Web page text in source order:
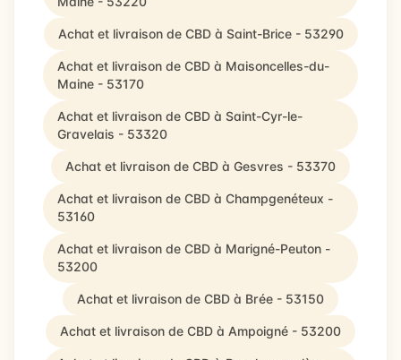
Achat et livraison de CBD à Saint-Brice - 53290
Achat et livraison de CBD à Maisoncelles-du-
Maine - 53170
Achat et livraison de CBD à Saint-Cyr-le-
Gravelais - 53320
Achat et livraison de CBD à Gesvres - 53370
Achat et livraison de CBD à Champgenéteux -
53160
Achat et livraison de CBD à Marigné-Peuton -
53200
Achat et livraison de CBD à Brée - 53150
Achat et livraison de CBD à Ampoigné - 53200